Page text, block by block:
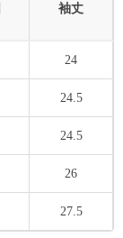
袖丈
24
24.5
24.5
26
27.5